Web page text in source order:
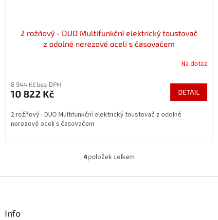
2 rožňový - DUO Multifunkční elektrický toustovač
z odolné nerezové oceli s časovačem
Na dotaz
8 944 Kč bez DPH
10 822 Kč DETAIL
2 rožňový - DUO Multifunkční elektrický toustovač z odolné
nerezové oceli s časovačem
O
l
4položek celkem
Info